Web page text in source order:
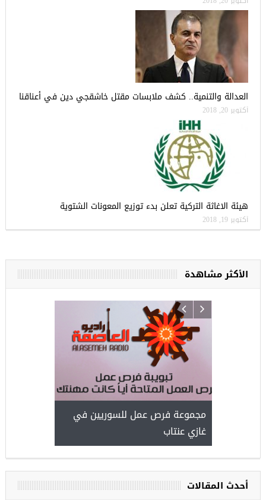
العدالة والتنمية.. كشف ملابسات مقتل خاشقجي دين في أعناقنا
أكتوبر 20, 2018
هيئة الاغاثة التركية تعلن بدء توزيع المعونات الشتوية
أكتوبر 19, 2018
الأكثر مشاهدة
مجموعة فرص عمل للسوريين في
غازي عنتاب
أحدث المقالات